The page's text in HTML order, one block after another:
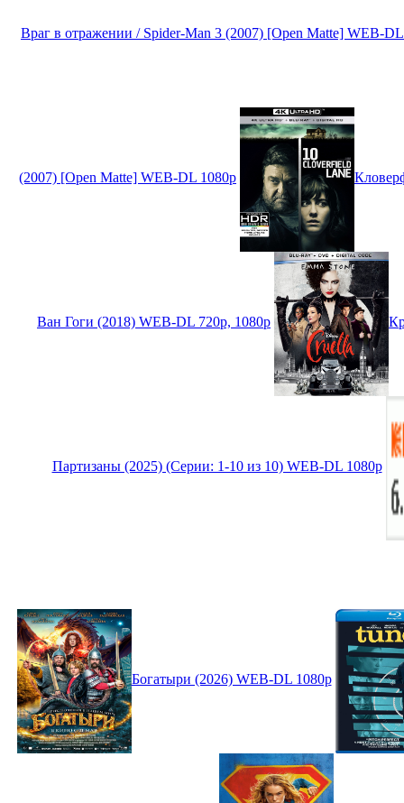
Враг в отражении / Spider-Man 3 (2007) [Open Matte] WEB-
(2007) [Open Matte] WEB-DL 1080p
Ван Гоги (2018) WEB-DL 720p, 1080p
Партизаны (2025) (Серии: 1-10 из 10) WEB-DL 1080p
Богатыри (2026) WEB-DL 1080p